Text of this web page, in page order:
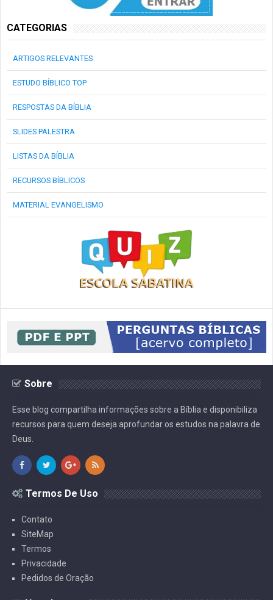
CATEGORIAS
ARTIGOS RELEVANTES
ESTUDO BÍBLICO TOP
RESPOSTAS DA BÍBLIA
SLIDES PALESTRA
LISTAS DA BÍBLIA
RECURSOS BÍBLICOS
MATERIAL EVANGELISMO
Sobre
Esse blog compartilha informações sobre a Bíblia e disponibiliza
recursos para quem deseja aprofundar os estudos na palavra de
Deus.
Termos De Uso
Contato
SiteMap
Termos
Privacidade
Pedidos de Oração